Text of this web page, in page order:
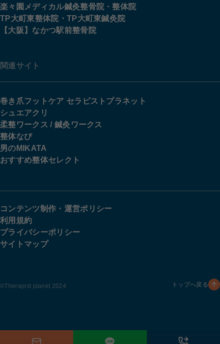
楽々園メディカル鍼灸整骨院・整体院
TP大町東整体院・TP大町東鍼灸院
【大阪】なかつ駅前整骨院
関連サイト
巻き爪フットケア セラピストプラネット
シュエアクリ
柔整ワークス / 鍼灸ワークス
整体なび
男のMIKATA
おすすめ整体セレクト
コンテンツ制作・運営ポリシー
利用規約
プライバシーポリシー
サイトマップ
©︎Therapist planet 2024 トップへ戻る